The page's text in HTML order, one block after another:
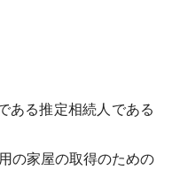
ある推定相続人である
の家屋の取得のための